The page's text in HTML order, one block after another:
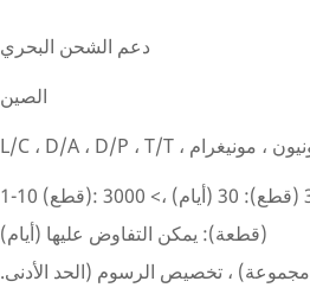
دعم الشحن البحري
الصين
1-10 (قطع): 3 (أيام) ، 11-1000 (قطع): 15 (أيام) ، 1001-3000 (قطع): 30 (أيام) ،> 3000
(قطعة): يمكن التفاوض عليها (أيام)
ختم الورق المخصص (دقيقة. الترتيب: 100 مجموعة) ، تخصيص الرسوم (الحد الأدنى.